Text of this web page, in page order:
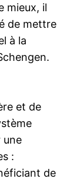
mieux, il
de mettre
à la
et de
une
:
de